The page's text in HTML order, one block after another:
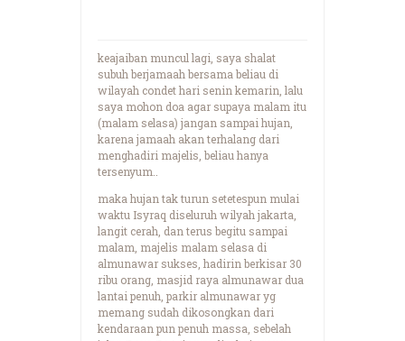
keajaiban muncul lagi, saya shalat
subuh berjamaah bersama beliau di
wilayah condet hari senin kemarin, lalu
saya mohon doa agar supaya malam itu
(malam selasa) jangan sampai hujan,
karena jamaah akan terhalang dari
menghadiri majelis, beliau hanya
tersenyum..
maka hujan tak turun setetespun mulai
waktu Isyraq diseluruh wilyah jakarta,
langit cerah, dan terus begitu sampai
malam, majelis malam selasa di
almunawar sukses, hadirin berkisar 30
ribu orang, masjid raya almunawar dua
lantai penuh, parkir almunawar yg
memang sudah dikosongkan dari
kendaraan pun penuh massa, sebelah